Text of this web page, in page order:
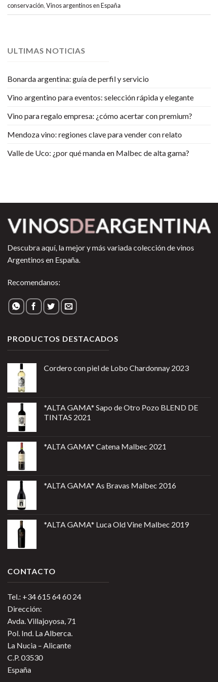
conservación,Vinos argentinos en España
ULTIMAS NOTICIAS
Bonarda argentina: guía de perfil y servicio
Vino argentino para eventos: selección rápida y elegante
Vino para regalo empresa: ¿cómo acertar con premium?
Mendoza vino: regiones clave para vender con relato
Valle de Uco: ¿por qué manda en Malbec de alta gama?
Descubra aquí, la mejor y más variada colección de vinos
Argentinos en España.
Recomendanos:
PRODUCTOS DESTACADOS
Cordero con piel de Lobo Chardonnay 2023
*ALTA GAMA* Sapo de Otro Pozo BLEND DE
TINTAS 2021
*ALTA GAMA* Catena Malbec 2021
*ALTA GAMA* As Bravas Malbec 2016
*ALTA GAMA* Luca Old Vine Malbec 2019
CONTACTO
Tel.: +34 615 64 60 24
Dirección:
Avda. Villajoyosa, 71
Pol. Ind. La Alberca.
La Nucia – Alicante
C.P. 03530
España